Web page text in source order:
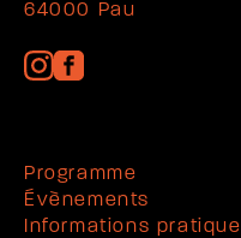
64000 Pau
Programme
Évènements
Informations